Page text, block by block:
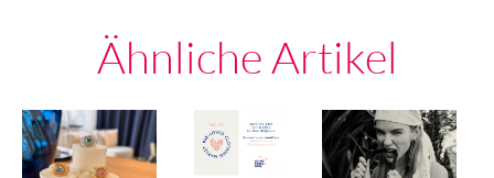
Ähnliche Artikel